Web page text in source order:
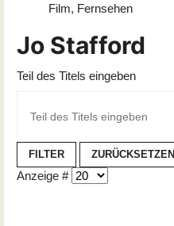
Film, Fernsehen
Jo Stafford
Teil des Titels eingeben
FILTER ZURÜCKSETZEN
Anzeige #